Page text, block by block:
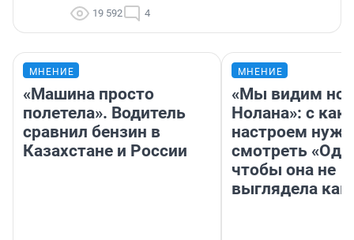
19 592 4
МНЕНИЕ
«Машина просто
полетела». Водитель
сравнил бензин в
Казахстане и России
МНЕНИЕ
«Мы видим
Нолана»: с
настроем
смотреть
чтобы она не
выглядела как